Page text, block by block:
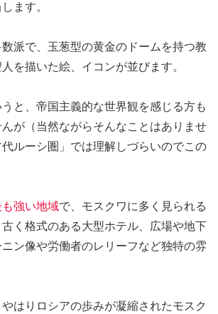
ます。
派で、玉葱型の黄金のドームを持つ教
を描いた絵、イコンが並びます。
うと、帝国主義的な世界観を感じる方も
が（当然ながらそんなことはありませ
ルーシ圏」では理解しづらいのでこの
も強い地域で、モスクワに多く見られる
く格式のある大型ホテル、広場や地下
ン像や労働者のレリーフなど独特の雰
はりロシアの歩みが凝縮されたモスク